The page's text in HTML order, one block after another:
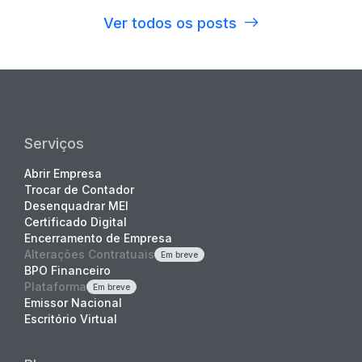
Ver todos os posts
Serviços
Abrir Empresa
Trocar de Contador
Desenquadrar MEI
Certificado Digital
Encerramento de Empresa
Alterações Contratuais
Em breve
BPO Financeiro
Plataforma
Em breve
Emissor Nacional
Escritório Virtual